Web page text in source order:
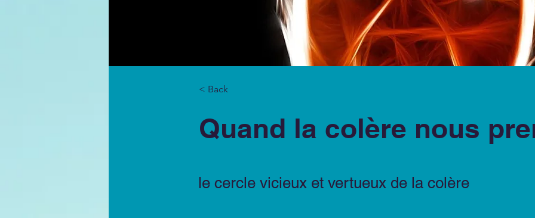
< Back
Quand la colère nous
le cercle vicieux et vertueux de la colère